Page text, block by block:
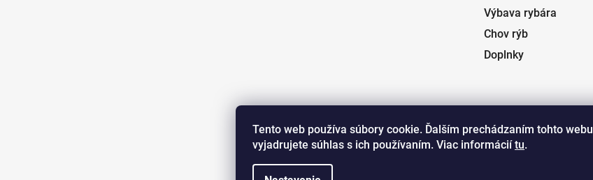
Tento web používa súbory cookie. Ďalším prechádzaním tohto webu
vyjadrujete súhlas s ich používaním. Viac informáciítu.
Výbava rybára
Chov rýb
Doplnky